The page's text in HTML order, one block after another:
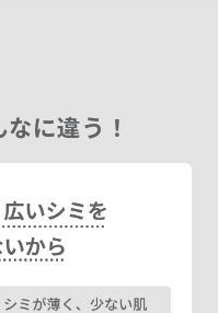
に違う！